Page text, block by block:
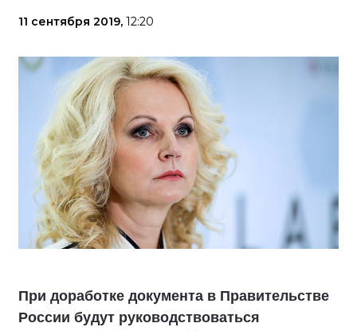
11 сентября 2019, 12:20
При доработке документа в Правительстве
России будут руководствоваться